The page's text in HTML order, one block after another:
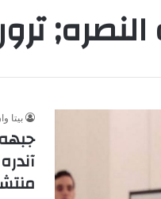
بیتا